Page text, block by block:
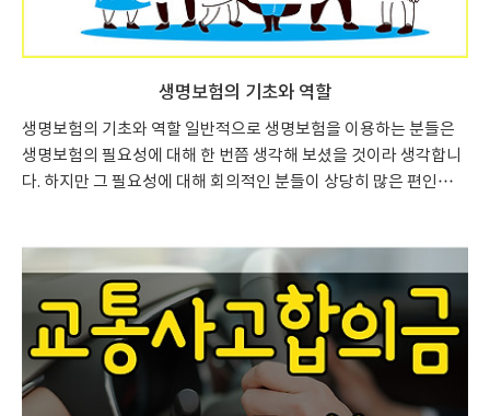
생명보험의 기초와 역할
생명보험의 기초와 역할 일반적으로 생명보험을 이용하는 분들은
생명보험의 필요성에 대해 한 번쯤 생각해 보셨을 것이라 생각합니
다. 하지만 그 필요성에 대해 회의적인 분들이 상당히 많은 편인데
다. 하지만 이는 실제로 중요한 부분이지만 일반적으로 다가오지 않
았기에 큰 필요성을 느끼지 못하는 것입니다. 생명보험의 상품들은
대체적으로 짧게는 5년에서부터 길게는 50년 후를 바라보는 것들
입니다. 젊어서 돈을 벌 수 있을 때 그 돈을 납입하고 늙어서 다시 찾
아쓴다는 개념으로 예금과는 조금 다른 성격을 띠고 있습니다. 이 과
정에서 중간에 납입을 중지하는 경우에는 원금보다 매우 적은 금액